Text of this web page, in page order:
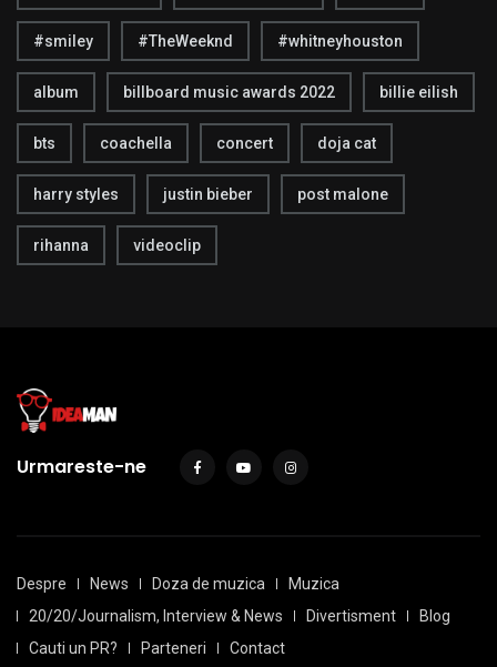
#smiley #TheWeeknd #whitneyhouston
album billboard music awards 2022 billie eilish
bts coachella concert doja cat
harry styles justin bieber post malone
rihanna videoclip
Urmareste-ne
Despre News Doza de muzica
Muzica
20/20/Journalism, Interview & News
Divertisment
Blog
Cauti un PR?
Parteneri Contact